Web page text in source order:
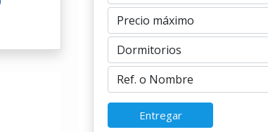
Precio máximo
Dormitorios
Ref. o Nombre
Entregar